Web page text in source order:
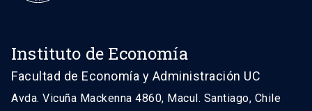
Instituto de Economía
Facultad de Economía y Administración UC
Avda. Vicuña Mackenna 4860, Macul. Santiago, Chile